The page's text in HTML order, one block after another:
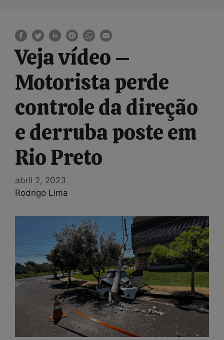
Veja vídeo –
Motorista perde
controle da direção
e derruba poste em
Rio Preto
abril 2, 2023
Rodrigo Lima